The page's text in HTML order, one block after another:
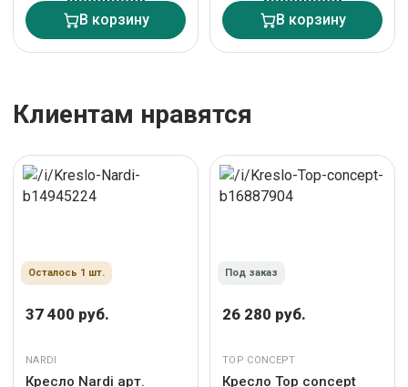
В корзину В корзину
Клиентам нравятся
Осталось 1 шт.
37 400 руб.
NARDI
Кресло Nardi арт.
Под заказ
26 280 руб.
TOP CONCEPT
Кресло Top concept